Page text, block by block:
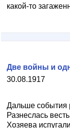
какой-то
30.08.1917
Две войны и
Дальше события
Разнеслась
Хозяева